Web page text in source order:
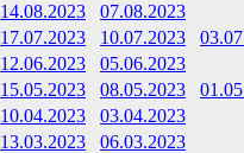
14.08.2023
07.08.2023
17.07.2023 10.07.2023
12.06.2023
05.06.2023
15.05.2023 08.05.2023
10.04.2023
03.04.2023
13.03.2023
06.03.2023